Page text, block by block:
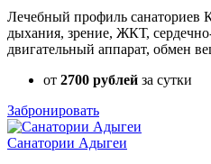
Лечебный профиль санаториев
дыхания, зрение, ЖКТ,
двигательный аппарат, обмен
от 2700 рублей за сутки
Забронировать
Санатории Адыгеи